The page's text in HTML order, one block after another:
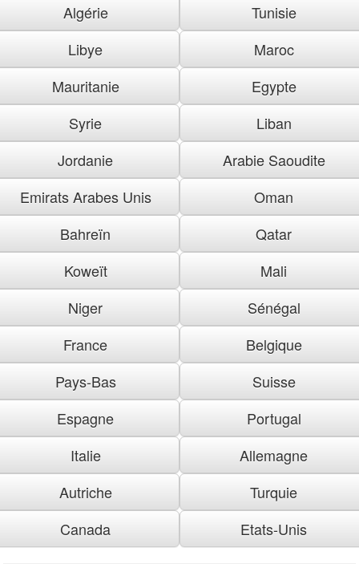
Algérie
Tunisie
Libye
Maroc
Mauritanie
Egypte
Syrie
Liban
Jordanie
Arabie Saoudite
Emirats Arabes Unis
Oman
Bahreïn
Qatar
Koweït
Mali
Niger
Sénégal
France
Belgique
Pays-Bas
Suisse
Espagne
Portugal
Italie
Allemagne
Autriche
Turquie
Canada
Etats-Unis